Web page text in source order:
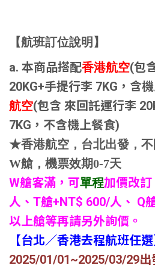
【航班訂位說明】
a. 本商品搭配香港航空(包
20KG+手提行李 7KG，含
航空(包含 來回託運行李
7KG，不含機上餐食)
★香港航空，台北出發，
W艙，機票效期0-7天
W艙客滿，可單程加價改
人、T艙+NT$ 600/人、 Q
以上艙等再請另外詢價。
【台北／香港去程航班任
2025/01/01~2025/03/29出